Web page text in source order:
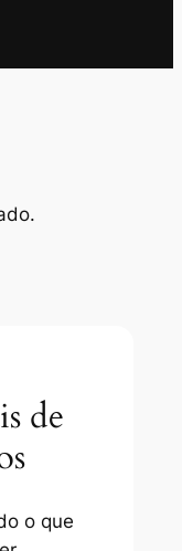
de
o que